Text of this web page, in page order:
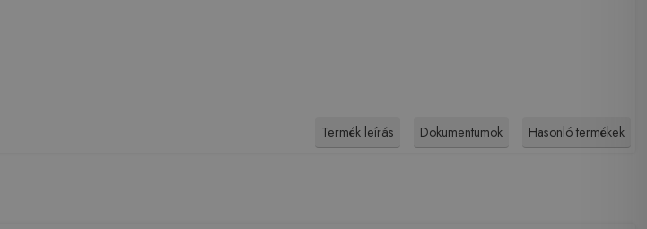
Termék leírás Dokumentumok Hasonló termékek